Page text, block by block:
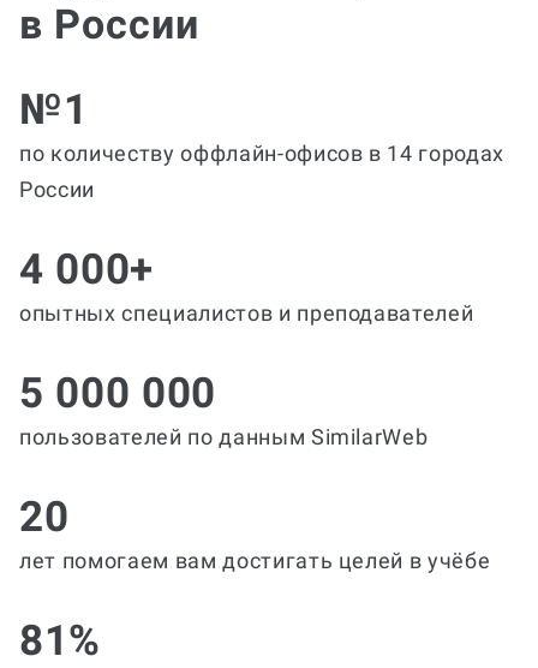
в России
№1
по количеству оффлайн-офисов в 14 городах
России
4 000+
опытных специалистов и преподавателей
5 000 000
пользователей по данным SimilarWeb
20
лет помогаем вам достигать целей в учёбе
81%